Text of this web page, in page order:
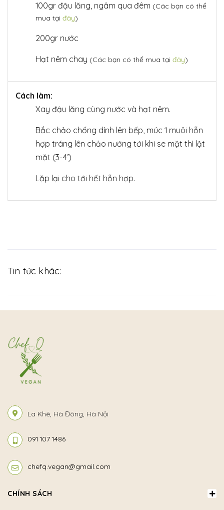
100gr đậu lăng, ngâm qua đêm (Các bạn có thể
mua tại đây)
200gr nước
Hạt nêm chay (Các bạn có thể mua tại đây)
Cách làm:
Xay đậu lăng cùng nước và hạt nêm.
Bắc chảo chống dính lên bếp, múc 1 muôi hỗn
hợp tráng lên chảo nướng tới khi se mặt thì lật
mặt (3-4’)
Lặp lại cho tới hết hỗn hợp.
Tin tức khác:
La Khê, Hà Đông, Hà Nội
091 107 1486
chefq.vegan@gmail.com
CHÍNH SÁCH